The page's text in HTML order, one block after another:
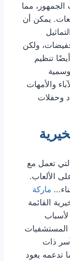
مما
يمكن أن
ولكن
تنظيم
والأمهات
وحفلات
تعمل مع
الألعاب.
ماركة
القائمة
المستشفيات
ذات
تدعمه يعود